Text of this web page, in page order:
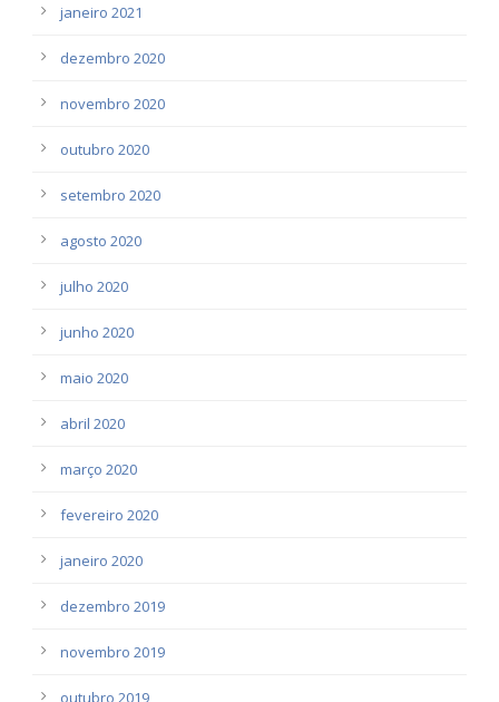
janeiro 2021
dezembro 2020
novembro 2020
outubro 2020
setembro 2020
agosto 2020
julho 2020
junho 2020
maio 2020
abril 2020
março 2020
fevereiro 2020
janeiro 2020
dezembro 2019
novembro 2019
outubro 2019